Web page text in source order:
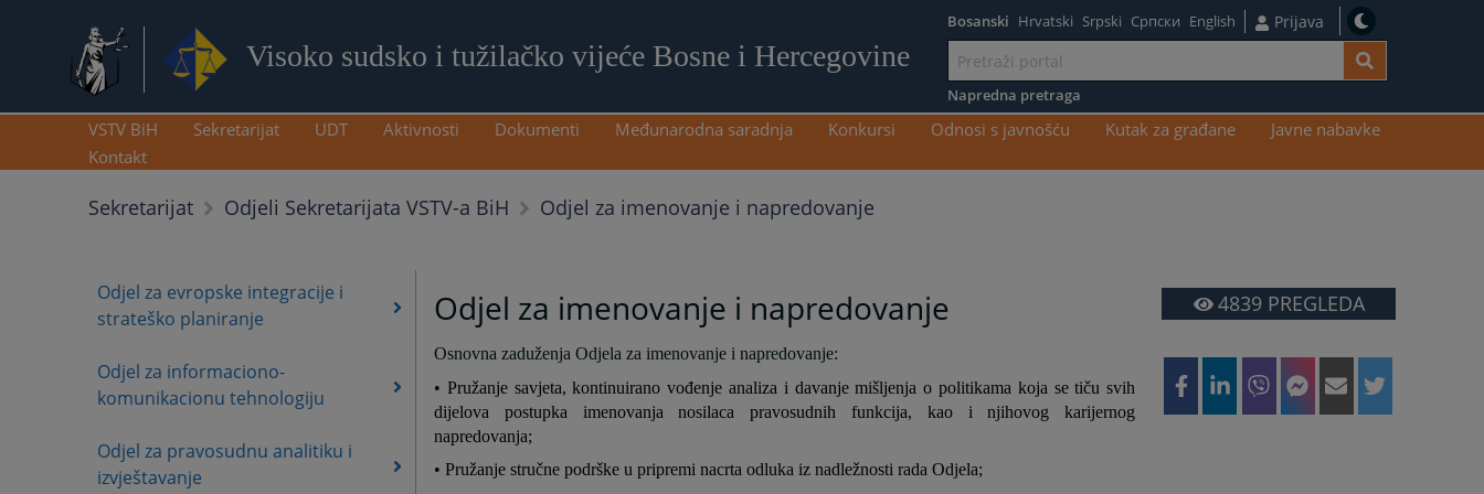
Visoko sudsko i tužilačko vijeće Bosne i Hercegovine
sadržaj
Bosanski Hrvatski Srpski Српски English Prijava
Napredna pretraga
VSTV BiH Sekretarijat UDT Aktivnosti Dokumenti Međunarodna saradnja Konkursi Odnosi s javnošću Kutak za građane
Javne nabavke
Kontakt
Sekretarijat Odjeli Sekretarijata VSTV-a BiH Odjel za imenovanje i napredovanje
Odjel za evropske integracije i
strateško planiranje
Odjel za informaciono-
komunikacionu tehnologiju
Odjel za pravosudnu analitiku i
izvještavanje
Odjel za imenovanje i napredovanje
Osnovna zaduženja Odjela za imenovanje i napredovanje:
• Pružanje savjeta, kontinuirano vođenje analiza i davanje mišljenja o politikama koja se tiču svih
dijelova postupka imenovanja nosilaca pravosudnih funkcija, kao i njihovog karijernog
napredovanja;
• Pružanje stručne podrške u pripremi nacrta odluka iz nadležnosti rada Odjela;
4839PREGLEDA